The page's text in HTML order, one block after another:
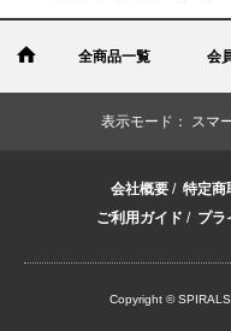
全商品一覧 会
表示モード： スマ
会社概要 / 特定商
ご利用ガイド / プラ
Copyright ©